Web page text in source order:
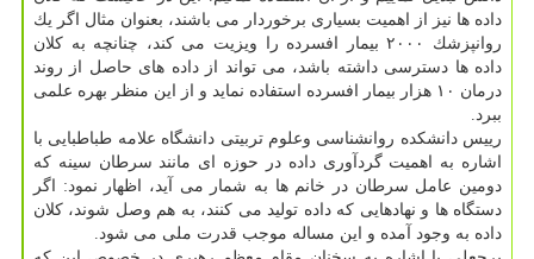
داده ها نیز از اهمیت بسیاری برخوردار می باشند، بعنوان مثال اگر یك
روانپزشك ۲۰۰۰ بیمار افسرده را ویزیت می كند، چنانچه به كلان
داده ها دسترسی داشته باشد، می تواند از داده های حاصل از روند
درمان ۱۰ هزار بیمار افسرده استفاده نماید و از این منظر بهره علمی
ببرد.
رییس دانشكده روانشناسی وعلوم تربیتی دانشگاه علامه طباطبایی با
اشاره به اهمیت گردآوری داده در حوزه ای مانند سرطان سینه كه
دومین عامل سرطان در خانم ها به شمار می آید، اظهار نمود: اگر
دستگاه ها و نهادهایی كه داده تولید می كنند، به هم وصل شوند، كلان
داده به وجود آمده و این مساله موجب قدرت ملی می شود.